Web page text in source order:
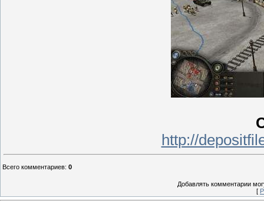
http://
Всего комментариев: 0
Добавлять комментарии
[